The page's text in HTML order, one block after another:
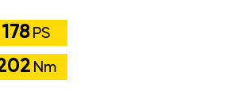
178 PS
Nm